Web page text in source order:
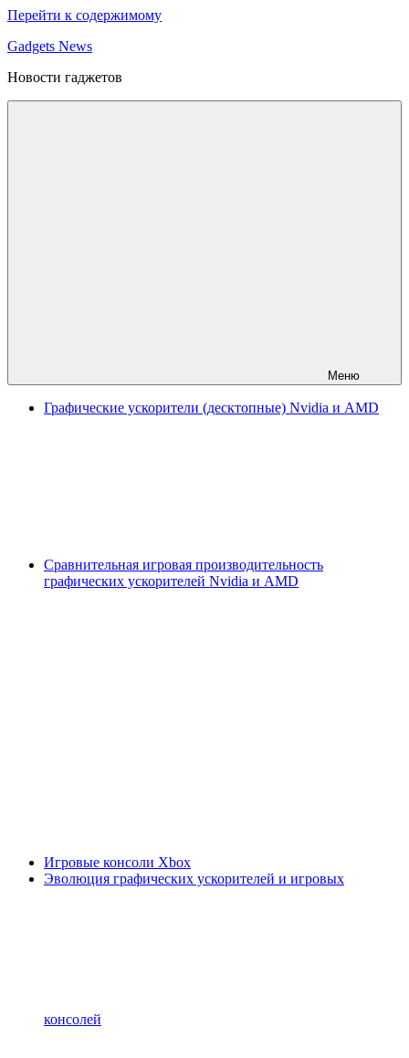
Перейти к содержимому
Gadgets News
Новости гаджетов
Меню
Графические ускорители (десктопные) Nvidia и AMD
Сравнительная игровая производительность
графических ускорителей Nvidia и AMD
Игровые консоли Xbox
Эволюция графических ускорителей и игровых
консолей